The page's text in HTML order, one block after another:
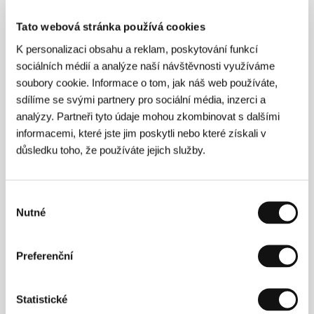
Tato webová stránka používá cookies
K personalizaci obsahu a reklam, poskytování funkcí
sociálních médií a analýze naší návštěvnosti využíváme
soubory cookie. Informace o tom, jak náš web používáte,
sdílíme se svými partnery pro sociální média, inzerci a
analýzy. Partneři tyto údaje mohou zkombinovat s dalšími
informacemi, které jste jim poskytli nebo které získali v
důsledku toho, že používáte jejich služby.
souhlasu
Nutné
Preferenční
Statistické
Jean Reno
Cena prezidenta MFF Karlovy Vary.